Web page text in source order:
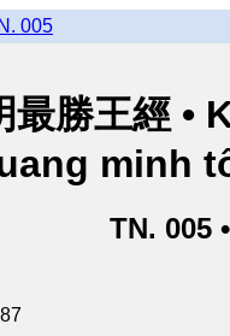
005
最勝王經
minh
TN. 005